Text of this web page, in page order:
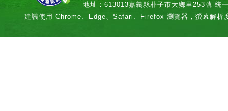
地址：613013嘉義縣朴子市大鄉里253號 統
建議使用 Chrome、Edge、Safari、Firefox 瀏覽器，螢幕解